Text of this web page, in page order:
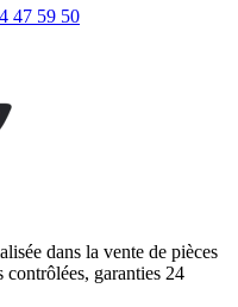
47 59 50
dans la vente de pièces
contrôlées, garanties 24